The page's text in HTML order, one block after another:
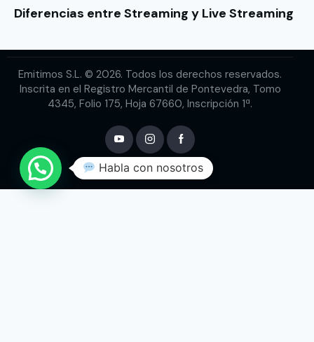
Diferencias entre Streaming y Live Streaming
Emitimos S.L. © 2026. Todos los derechos reservados.
Inscrita en el Registro Mercantil de Pontevedra, Tomo
4345, Folio 175, Hoja 67660, Inscripción 1ª.
Habla con nosotros